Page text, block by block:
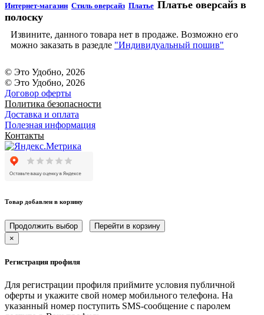
Интернет-магазин Стиль оверсайз Платье Платье оверсайз в
полоску
Извините, данного товара нет в продаже. Возможно его
можно заказать в разедле "Индивидуальный пошив"
© Это Удобно, 2026
© Это Удобно, 2026
Договор оферты
Политика безопасности
Доставка и оплата
Полезная информация
Контакты
Товар добавлен в корзину
Продолжить выбор
Перейти в корзину
×
Регистрация профиля
Для регистрации профиля приймите условия публичной
оферты и укажите свой номер мобильного телефона. На
указанный номер поступить SMS-сообщение с паролем